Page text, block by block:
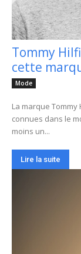
Tommy
cette
Mode
La marque
connues dans le
moins un...
Lire la suite